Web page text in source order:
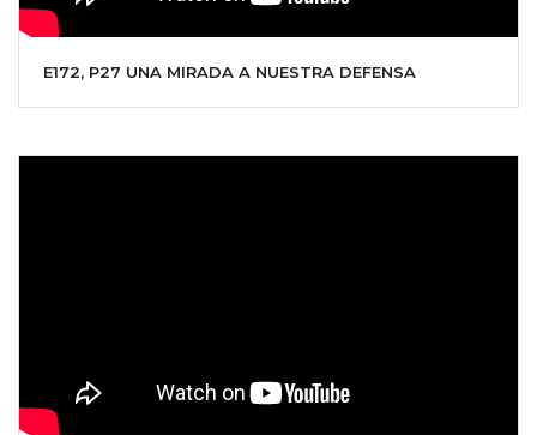
E172, P27 UNA MIRADA A NUESTRA DEFENSA